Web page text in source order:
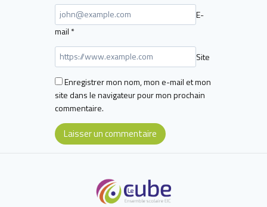
E-
mail *
Site
Enregistrer mon nom, mon e-mail et mon
site dans le navigateur pour mon prochain
commentaire.